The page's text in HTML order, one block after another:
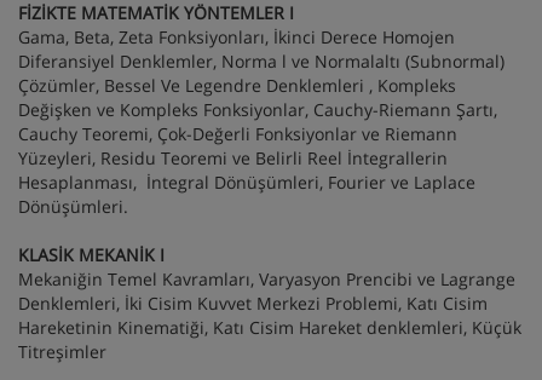
FİZİKTE MATEMATİK YÖNTEMLER I
Gama, Beta, Zeta Fonksiyonları, İkinci Derece Homojen
Diferansiyel Denklemler, Norma l ve Normalaltı (Subnormal)
Çözümler, Bessel Ve Legendre Denklemleri , Kompleks
Değişken ve Kompleks Fonksiyonlar, Cauchy-Riemann Şartı,
Cauchy Teoremi, Çok-Değerli Fonksiyonlar ve Riemann
Yüzeyleri, Residu Teoremi ve Belirli Reel İntegrallerin
Hesaplanması, İntegral Dönüşümleri, Fourier ve Laplace
Dönüşümleri.
KLASİK MEKANİK I
Mekaniğin Temel Kavramları, Varyasyon Prencibi ve Lagrange
Denklemleri, İki Cisim Kuvvet Merkezi Problemi, Katı Cisim
Hareketinin Kinematiği, Katı Cisim Hareket denklemleri, Küçük
Titreşimler